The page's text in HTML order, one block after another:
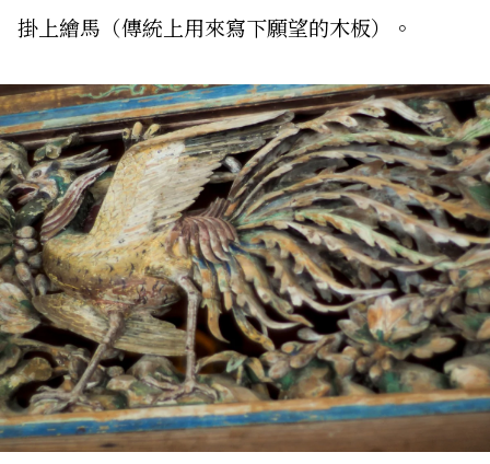
掛上繪馬（傳統上用來寫下願望的木板）。